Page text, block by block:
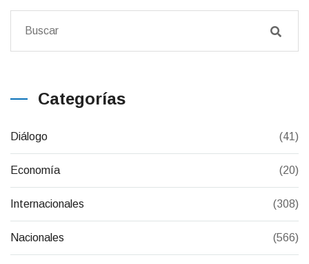
Categorías
Diálogo (41)
Economía (20)
Internacionales (308)
Nacionales (566)